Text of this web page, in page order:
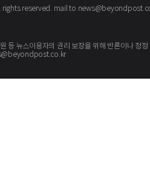
rights reserved. mail to
원 등 뉴스이용자의 권리 보장을 위해 반론이나